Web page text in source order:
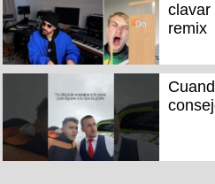
clavar
remix